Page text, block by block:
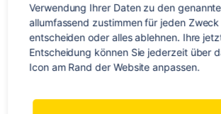
Und
schwupppppps
hatten wir nur
übrig in
Verwendung Ihrer Daten zu den
allumfassend zustimmen für jeden
entscheiden oder alles ablehnen. Ihre
Entscheidung können Sie jederzeit über
Icon am Rand der Website anpassen.